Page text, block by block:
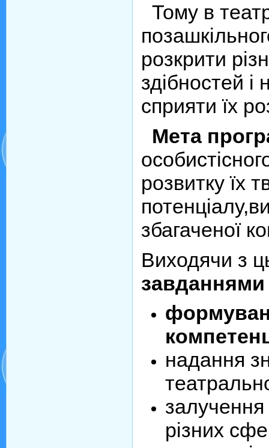
Тому в
розкрити
здібностей і
сприяти їх
Мета
розвитку їх
збагаченої
Виходячи з
завданнями
надання
залучення
різних